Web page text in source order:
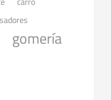
gomería